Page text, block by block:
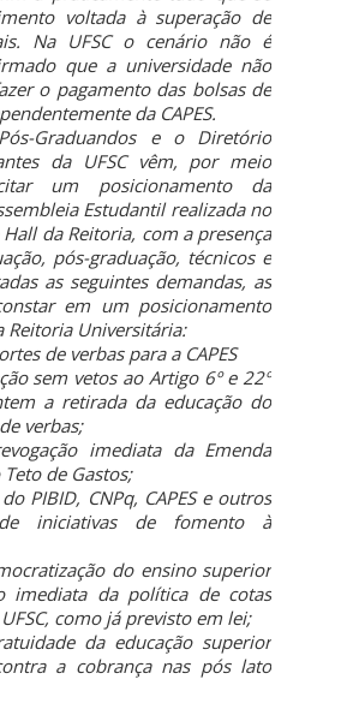
voltada à superação de
Na UFSC o cenário não é
que a universidade não
o pagamento das bolsas de
da CAPES.
Graduandos e o Diretório
da UFSC vêm, por meio
um posicionamento da
Estudantil realizada no
da Reitoria, com a presença
pós-graduação, técnicos e
as seguintes demandas, as
em um posicionamento
Universitária:
de verbas para a CAPES
sem vetos ao Artigo 6º e 22º
a retirada da educação do
verbas;
imediata da Emenda
de Gastos;
PIBID, CNPq, CAPES e outros
iniciativas de fomento à
do ensino superior
imediata da política de cotas
como já previsto em lei;
da educação superior
a cobrança nas pós lato